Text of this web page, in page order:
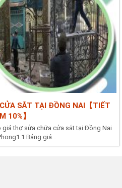
SẮT TẠI ĐỒNG NAI【TIẾT
10%】
thợ sửa chữa cửa sắt tại Đồng Nai
Bảng giá...